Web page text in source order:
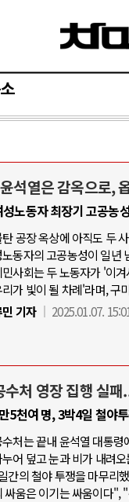
석열은 감옥으로,
성노동자 최장기 고공농
공장 옥상에 아직도 두
노동자의 고공농성이 일년
민사회는 두 노동자가 '이
가 빛이 될 차례'라며, 구
기자
2025.01.07.
수처 영장 집행 실
5천여 명, 3박4일 철야
처는 끝내 윤석열 대통
누어 덮고 눈과 비가 내려
간의 철야 투쟁을 마무리
싸움은 이기는 싸움이다",
로벌 토큰 시..
국 진보진영 ..
은 새로운 글로..
이터센터 확산..